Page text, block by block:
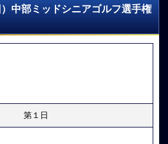
中部ミッドシニアゴルフ選手権
第１日